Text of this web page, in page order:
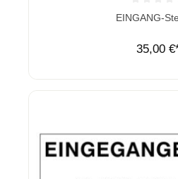
Durchschnittliche Bewertung
EINGANG-
35,00